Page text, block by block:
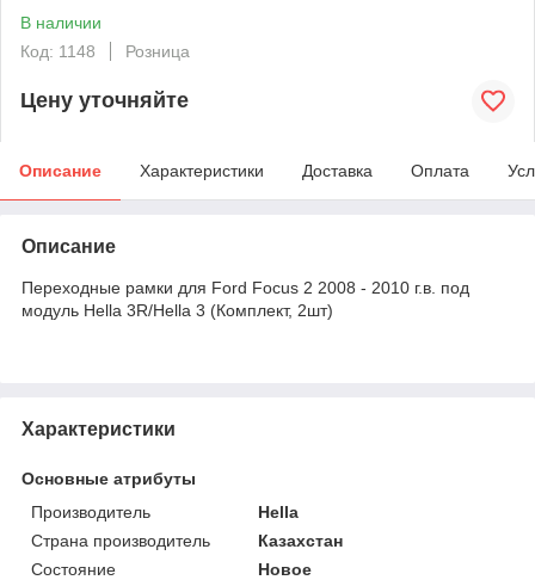
В наличии
Код: 1148
Розница
Цену уточняйте
Описание Характеристики Доставка Оплата
Описание
Переходные рамки для Ford Focus 2 2008 - 2010 г.в. под
модуль Hella 3R/Hella 3 (Комплект, 2шт)
Характеристики
Основные атрибуты
Производитель
Hella
Страна производитель
Казахстан
Состояние
Новое